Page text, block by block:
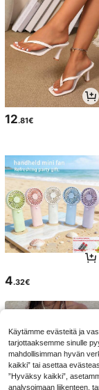
12.81€
4.32€
Käytämme evästeitä ja
tarjottaaksemme sinulle
mahdollisimman hyvän
kaikki” tai asettaa
”Hyväksy kaikki”,
analysoimaan liikenteen,